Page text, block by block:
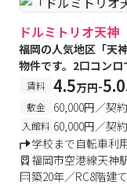
ドルミトリオ天神
福岡の人気地区「天
物件です。2口コン
賃料 4.5万円-
敷金 60,000円／契
入館料 60,000円／契
学校まで自転車利
福岡市空港線天神
築20年／RC8階建て